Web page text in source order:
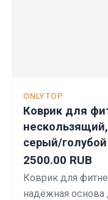
ONLYTOP
Коврик для
серый/голубой
2500.00 RUB
Коврик для
надёжная